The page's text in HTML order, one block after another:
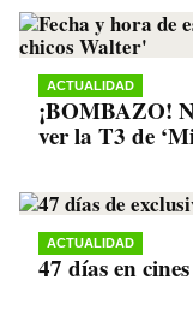
ACTUALIDAD
¡BOMBAZO!
ver la T3 de
ACTUALIDAD
47 días en